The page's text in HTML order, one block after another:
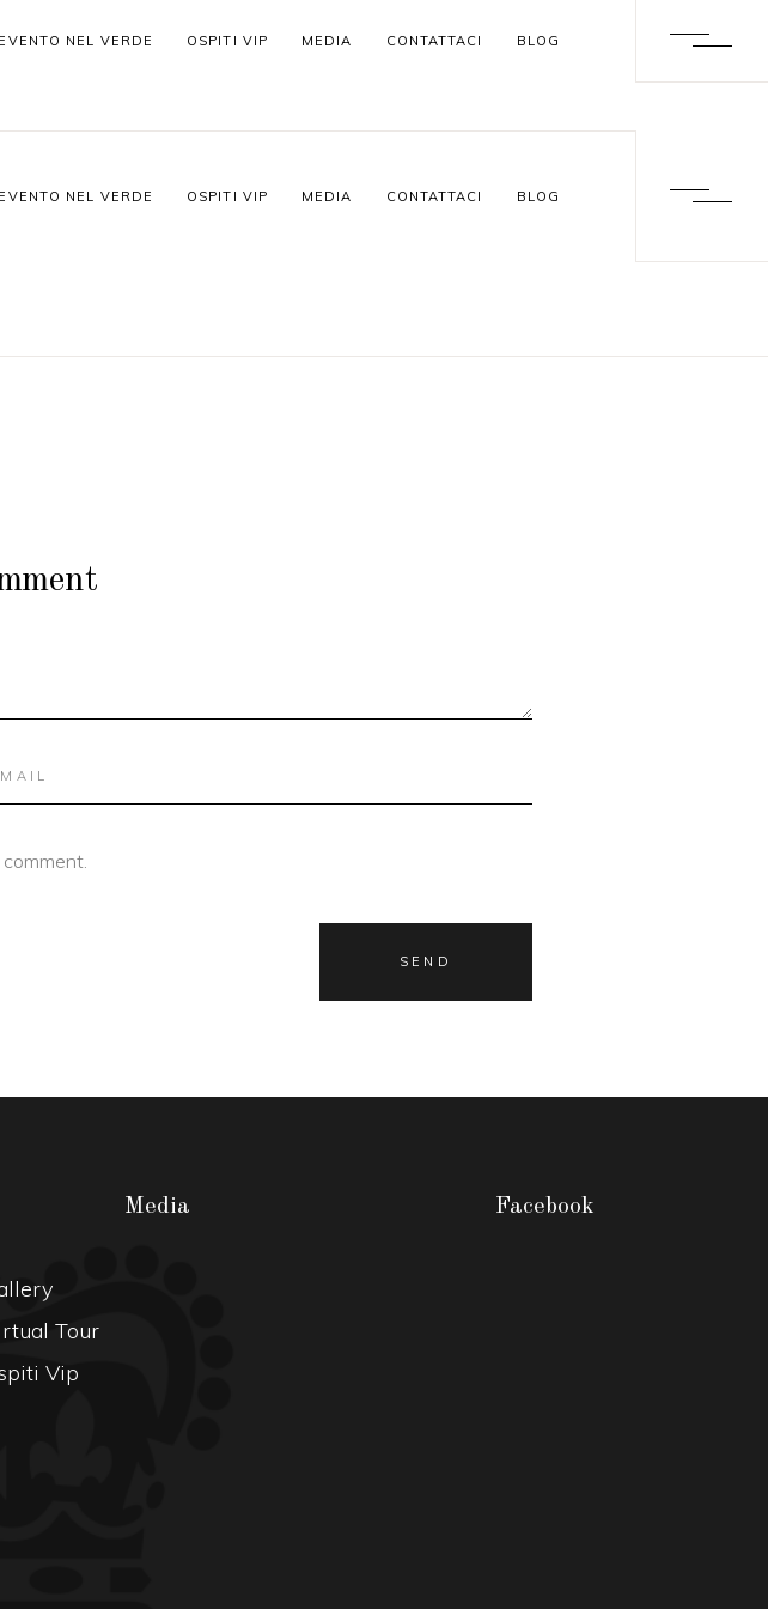
EVENTO NEL VERDE OSPITI VIP MEDIA CONTATTACI BLOG
EVENTO NEL VERDE OSPITI VIP MEDIA CONTATTACI BLOG
Media
Tour
Vip
Facebook